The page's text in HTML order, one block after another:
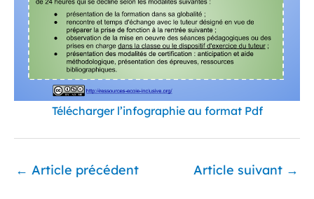
Télécharger l’infographie au format Pdf
← Article précédent Article suivant →